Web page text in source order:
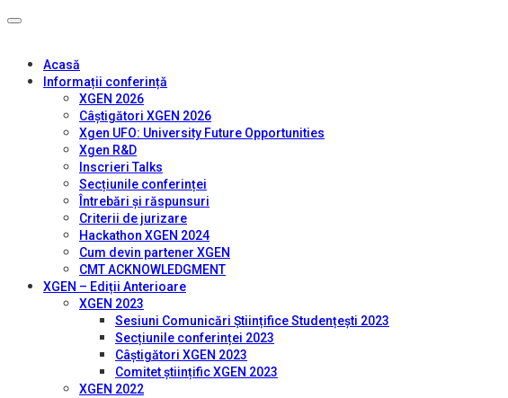
Acasă
Informații conferință
XGEN 2026
Câștigători XGEN 2026
Xgen UFO: University Future Opportunities
Xgen R&D
Inscrieri Talks
Secțiunile conferinței
Întrebări și răspunsuri
Criterii de jurizare
Hackathon XGEN 2024
Cum devin partener XGEN
CMT ACKNOWLEDGMENT
XGEN – Ediții Anterioare
XGEN 2023
Sesiuni Comunicări Științifice Studențești 2023
Secțiunile conferinței 2023
Câștigători XGEN 2023
Comitet științific XGEN 2023
XGEN 2022